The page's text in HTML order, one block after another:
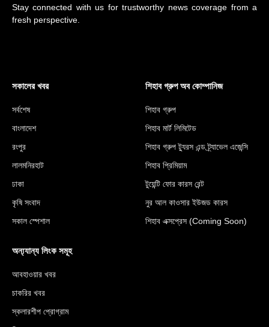
Stay connected with us for trustworthy news coverage from a
fresh perspective.
সকালের খবর
সর্বশেষ
বাংলাদেশ
রংপুর
লালমনিরহাট
ঢাকা
কৃষি সংবাদ
সকাল স্পেশাল
শিহাব গ্রুপ অব কোম্পানিজ
শিহাব গ্রুপ
শিহাব মার্ট লিমিটেড
শিহাব গ্রুপ ট্যুরস এন্ড ট্র্যাভেল এজেন্সি
শিহাব প্রিমিয়াম
টুয়েন্টি ফোর কারস রেন্ট
নুর আল কাওসার ইউজড কারস
শিহাব এক্সপ্রেস (Coming Soon)
অন্য্যান্য লিংক সমূহ
আবহাওয়ার খবর
চাকরির খবর
স্কলারশীপ প্রোগ্রাম